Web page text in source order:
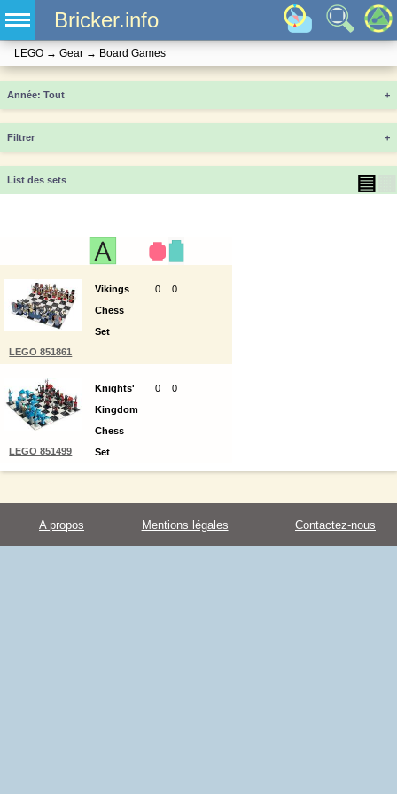
Bricker.info
LEGO → Gear → Board Games
Année +
Filtrer +
List des sets ▤
LEGO 851861
Vikings
Chess
Set
0 0
LEGO 851499
Knights'
Kingdom
Chess
Set
0 0
A propos Mentions légales Contactez-nous